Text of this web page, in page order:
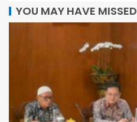
YOU MAY HAVE MISSED